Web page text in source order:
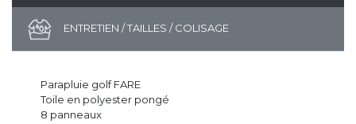
ENTRETIEN / TAILLES / COLISAGE
Parapluie golf FARE
Toile en polyester pongé
8 panneaux